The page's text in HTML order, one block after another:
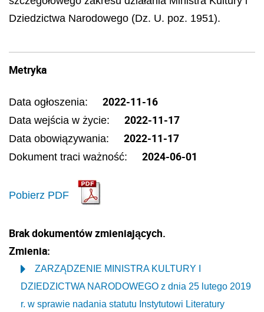
Dziedzictwa Narodowego (Dz. U. poz. 1951).
Metryka
Data ogłoszenia: 2022-11-16
Data wejścia w życie: 2022-11-17
Data obowiązywania: 2022-11-17
Dokument traci ważność: 2024-06-01
Pobierz PDF
Brak dokumentów zmieniających.
Zmienia:
ZARZĄDZENIE MINISTRA KULTURY I
DZIEDZICTWA NARODOWEGO z dnia 25 lutego 2019
r. w sprawie nadania statutu Instytutowi Literatury